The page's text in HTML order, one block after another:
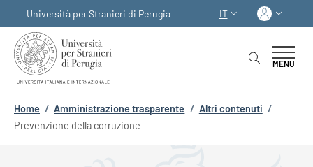
Università per Stranieri di Perugia
SELETTORE LINGUA:
IT
MENU
Briciole di pane
Home / Amministrazione trasparente / Altri contenuti /
Prevenzione della corruzione